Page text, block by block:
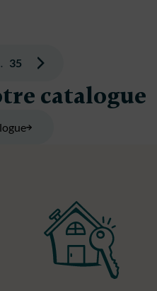
publications
35
catalogue